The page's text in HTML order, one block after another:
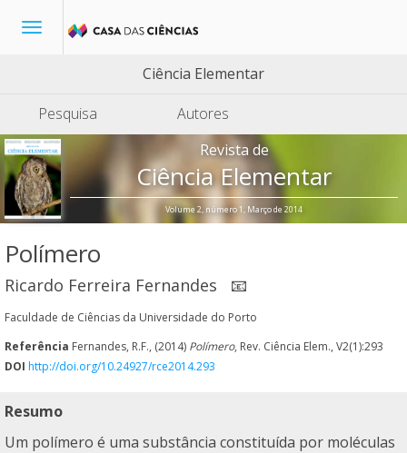
Toggle
Ciência Elementar
Pesquisa
Autores
Revista de
Ciência Elementar
Volume 2, número 1, Março de 2014
Polímero
Ricardo Ferreira Fernandes 📧
Faculdade de Ciências da Universidade do Porto
Referência Fernandes, R.F., (2014) Polímero, Rev. Ciência Elem., V2(1):293
DOI http://doi.org/10.24927/rce2014.293
Resumo
Um polímero é uma substância constituída por moléculas